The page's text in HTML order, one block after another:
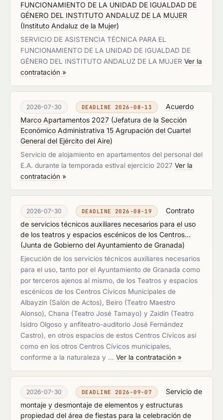
FUNCIONAMIENTO DE LA UNIDAD DE IGUALDAD DE
GÉNERO DEL INSTITUTO ANDALUZ DE LA MUJER
(Instituto Andaluz de la Mujer)
SERVICIO DE ASISTENCIA TÉCNICA PARA EL
FUNCIONAMIENTO DE LA UNIDAD DE IGUALDAD DE
GÉNERO DEL INSTITUTO ANDALUZ DE LA MUJER Ver la
contratación »
2026-07-30 DEADLINE 2026-08-13
Acuerdo
Marco Apartamentos 2027 (Jefatura de la Sección
Económico Administrativa 15 Agrupación del Cuartel
General del Ejército del Aire)
Servicio de alojamiento en apartamentos del personal del
E.A. durante la temporada estival ejercicio 2027 Ver la
contratación »
2026-07-30 DEADLINE 2026-08-19
Contrato
de servicios técnicos auxiliares necesarios para el uso
de los teatros y espacios escénicos de los Centros...
(Junta de Gobierno del Ayuntamiento de Granada)
Ejecución de los servicios técnicos auxiliares necesarios
para el uso, tanto por el Ayuntamiento de Granada como
por terceros ajenos al mismo, de los Teatros y espacios
escénicos de los Centros Cívicos Municipales de
Albayzín (Salón de Actos), Beiro (Teatro Maestro
Alonso), Chana (Teatro José Tamayo) y Zaidín (Teatro
Isidro Olgoso y anfiteatro-auditorio José Fernández
Castro), en otros espacios de estos Centros Cívicos así
como en los otros Centros Cívicos municipales,
conforme a la naturaleza y … Ver la contratación »
2026-07-30 DEADLINE 2026-09-07
Servicio de
montaje y desmontaje de elementos y estructuras
propiedad del área de fiestas para la celebración de